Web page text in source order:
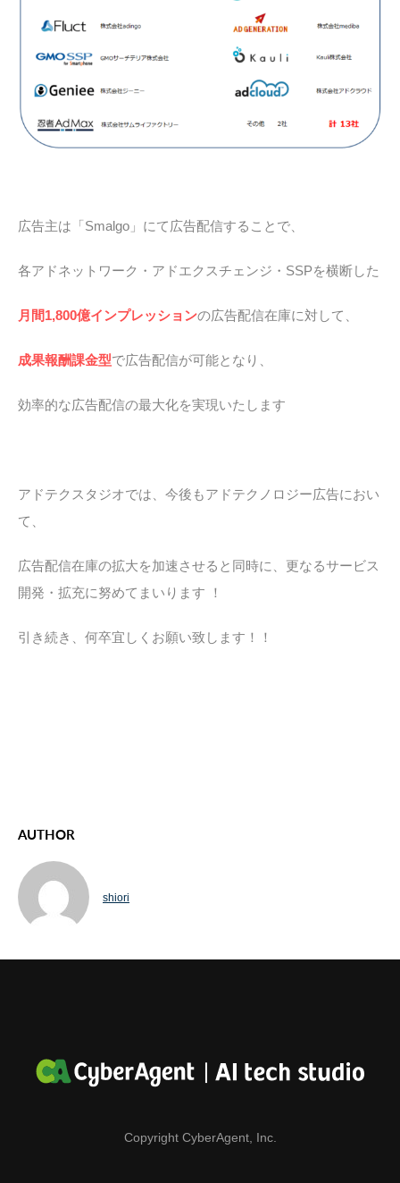
広告主は「Smalgo」にて広告配信することで、
各アドネットワーク・アドエクスチェンジ・SSPを横断した
月間1,800億インプレッションの広告配信在庫に対して、
成果報酬課金型で広告配信が可能となり、
効率的な広告配信の最大化を実現いたします
アドテクスタジオでは、今後もアドテクノロジー広告におい
て、
広告配信在庫の拡大を加速させると同時に、更なるサービス
開発・拡充に努めてまいります ！
引き続き、何卒宜しくお願い致します！！
AUTHOR
shiori
Copyright CyberAgent, Inc.